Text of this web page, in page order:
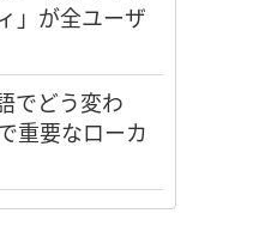
」が全ユーザ
でどう変わ
重要なローカ